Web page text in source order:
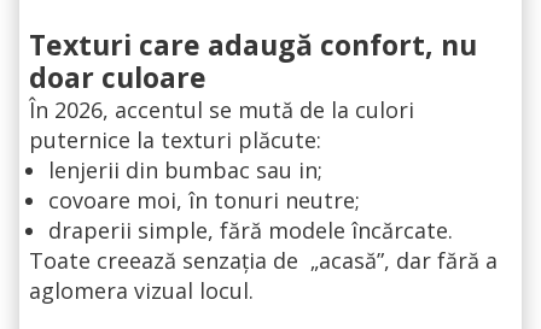
Texturi care adaugă confort, nu
doar culoare
În 2026, accentul se mută de la culori
puternice la texturi plăcute:
lenjerii din bumbac sau in;
covoare moi, în tonuri neutre;
draperii simple, fără modele încărcate.
Toate creează senzația de „acasă”, dar fără a
aglomera vizual locul.